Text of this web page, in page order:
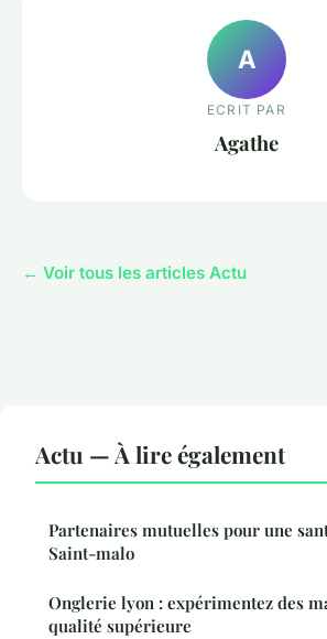
A
ECRIT PAR
Agathe
← Voir tous les articles Actu
Actu — À lire également
Partenaires mutuelles pour une
Saint-malo
Onglerie lyon : expérimentez des
qualité supérieure